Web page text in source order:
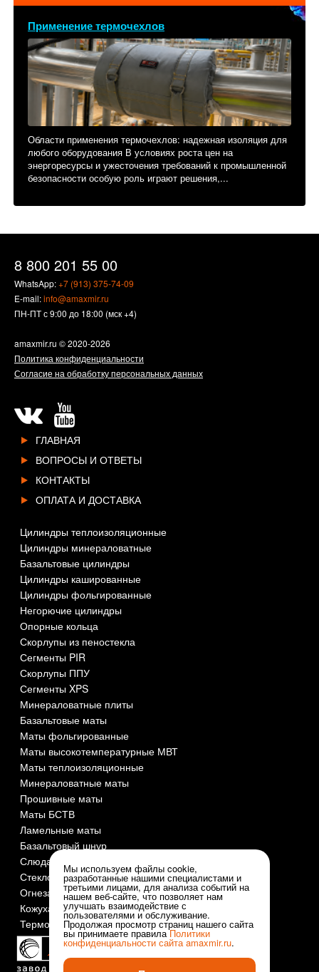
Применение термочехлов
Области применения термочехлов: надежная изоляция для
любого оборудования В условиях роста цен на
энергоресурсы и ужесточения требований к промышленной
безопасности особую роль играют решения,...
8 800 201 55 00
WhatsApp:+7 (913) 375-74-09
E-mail:info@amaxmir.ru
ПН-ПТ с 9:00 до 18:00 (мск +4)
amaxmir.ru © 2020-2026
Политика конфиденциальности
Согласие на обработку персональных данных
ГЛАВНАЯ
ВОПРОСЫ И ОТВЕТЫ
КОНТАКТЫ
ОПЛАТА И ДОСТАВКА
Цилиндры теплоизоляционные
Цилиндры минераловатные
Базальтовые цилиндры
Цилиндры кашированные
Цилиндры фольгированные
Негорючие цилиндры
Опорные кольца
Скорлупы из пеностекла
Сегменты PIR
Скорлупы ППУ
Сегменты XPS
Минераловатные плиты
Базальтовые маты
Маты фольгированные
Маты высокотемпературные МВТ
Маты теплоизоляционные
Минераловатные маты
Прошивные маты
Маты БСТВ
Ламельные маты
Базальтовый шнур
Слюда СМОГ
Стеклоткань
Огнезащита и огнеупоры
Кожуха оцинкованные
Термочехлы
Мы используем файлы cookie,
разработанные нашими специалистами и
третьими лицами, для анализа событий на
нашем веб-сайте, что позволяет нам
улучшать взаимодействие с
пользователями и обслуживание.
Продолжая просмотр страниц нашего сайта
вы принимаете правилаПолитики
конфиденциальности сайта amaxmir.ru.